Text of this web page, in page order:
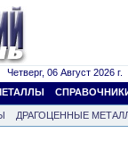
Четверг, 06 Август 2026 г.
ДРАГОЦЕННЫЕ